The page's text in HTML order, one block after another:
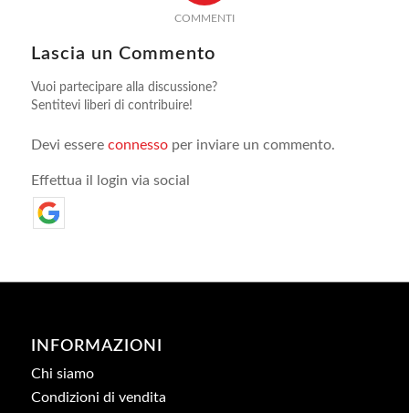
COMMENTI
Lascia un Commento
Vuoi partecipare alla discussione?
Sentitevi liberi di contribuire!
Devi essere connessoper inviare un commento.
Effettua il login via social
INFORMAZIONI
Chi siamo
Condizioni di vendita